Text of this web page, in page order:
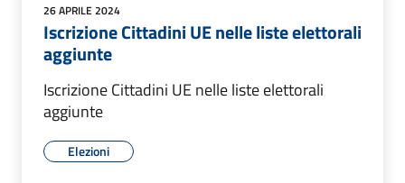
26 APRILE 2024
Iscrizione Cittadini UE nelle liste elettorali
aggiunte
Iscrizione Cittadini UE nelle liste elettorali
aggiunte
Elezioni